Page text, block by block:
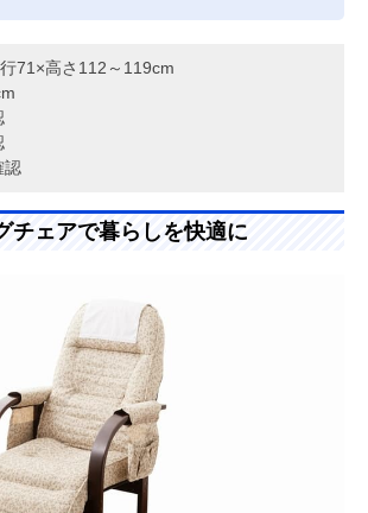
71×高さ112～119cm
認
チェアで暮らしを快適に